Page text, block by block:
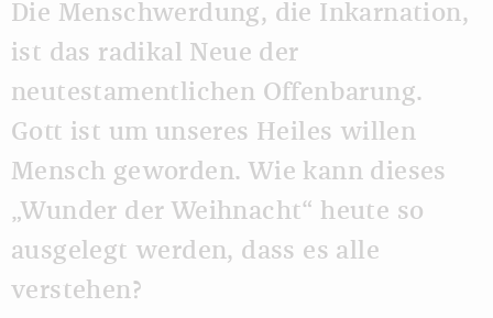
Die Menschwerdung, die Inkarnation,
ist das radikal Neue der
neutestamentlichen Offenbarung.
Gott ist um unseres Heiles willen
Mensch geworden. Wie kann dieses
„Wunder der Weihnacht“ heute so
ausgelegt werden, dass es alle
verstehen?